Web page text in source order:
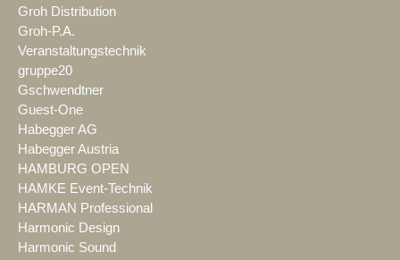
Groh Distribution
Groh-P.A.
Veranstaltungstechnik
gruppe20
Gschwendtner
Guest-One
Habegger AG
Habegger Austria
HAMBURG OPEN
HAMKE Event-Technik
HARMAN Professional
Harmonic Design
Harmonic Sound